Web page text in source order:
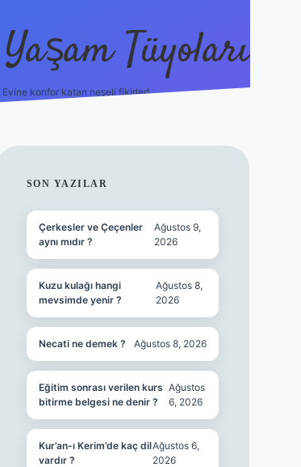
Tüyoları
Evine konfor katan neşeli fikirler!
SIDEBAR
SON YAZILAR
Çerkesler ve Çeçenler
aynı mıdır ?
Ağustos 9,
2026
Kuzu kulağı hangi
mevsimde yenir ?
Ağustos 8,
2026
Necati ne demek ? Ağustos 8, 2026
Eğitim sonrası verilen kurs
bitirme belgesi ne denir ?
Ağustos
6, 2026
Kur’an-ı Kerim’de kaç dil
vardır ?
Ağustos 6,
2026
ilbet canlı maç